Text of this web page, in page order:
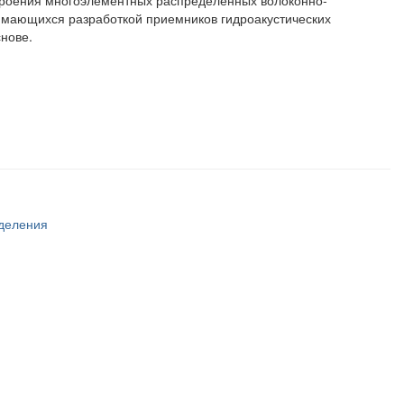
разработкой приемников гидроакустических